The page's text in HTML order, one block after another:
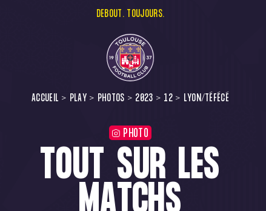
DEBOUT. TOUJOURS.
ACCUEIL PLAY PHOTOS 2023 12 LYON/TÉFÉCÉ
PHOTO
TOUT SUR LES